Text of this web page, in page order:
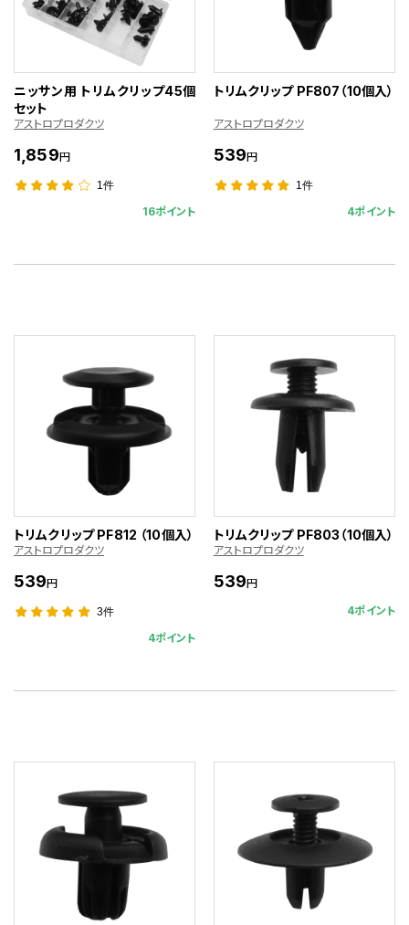
ニッサン用 トリムクリップ45個
セット
アストロプロダクツ
1,859円
1件
16ポイント
トリムクリップ PF807（10個入）
アストロプロダクツ
539円
1件
4ポイント
トリムクリップ PF812 （10個入）
アストロプロダクツ
539円
3件
4ポイント
トリムクリップ PF803（10個入）
アストロプロダクツ
539円
4ポイント